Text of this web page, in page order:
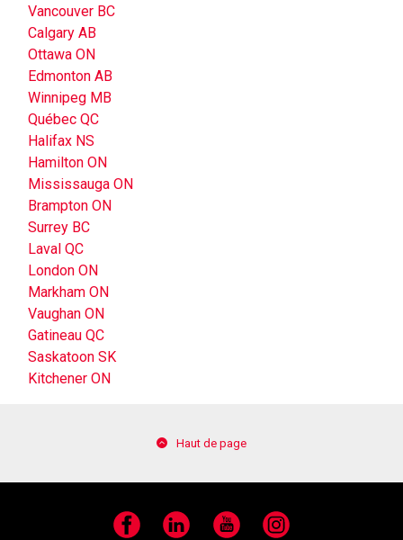
Vancouver BC
Calgary AB
Ottawa ON
Edmonton AB
Winnipeg MB
Québec QC
Halifax NS
Hamilton ON
Mississauga ON
Brampton ON
Surrey BC
Laval QC
London ON
Markham ON
Vaughan ON
Gatineau QC
Saskatoon SK
Kitchener ON
Haut de page
Facebook LinkedIn YouTube Instagram